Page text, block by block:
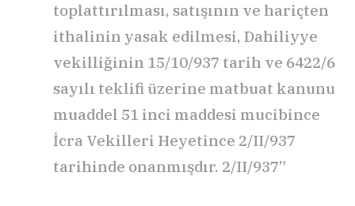
toplattırılması, satışının ve hariçten
ithalinin yasak edilmesi, Dahiliyye
vekilliğinin 15/10/937 tarih ve 6422/6
sayılı teklifi üzerine matbuat kanunu
muaddel 51 inci maddesi mucibince
İcra Vekilleri Heyetince 2/II/937
tarihinde onanmışdır. 2/II/937”